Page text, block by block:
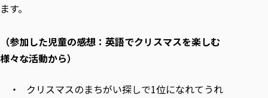
学生総合補償制度
スポーツ傷害保険
ます。
（参加した児童の感想：英語でクリスマスを楽しむ
様々な活動から）
クリスマスのまちがい探しで1位になれてうれ